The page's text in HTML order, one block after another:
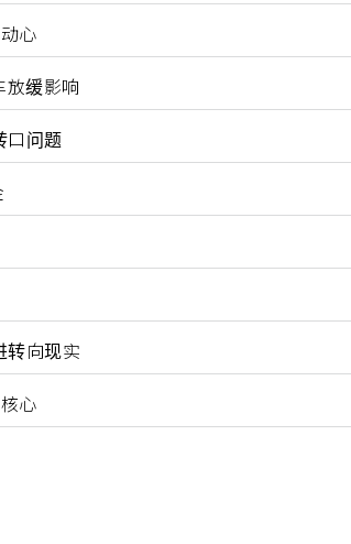
心
缓影响
口问题
向现实
心